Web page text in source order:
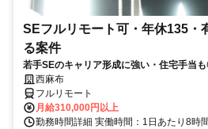
SEフルリモート可・年休135・
る案件
若手SEのキャリア形成に強い・住宅手当
西麻布
フルリモート
月給310,000円以上
勤務時間詳細 実働時間：1日あたり8時